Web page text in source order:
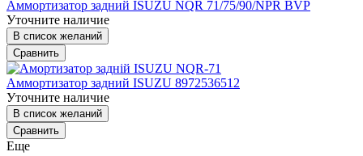
Аммортизатор задний ISUZU NQR 71/75/90/NPR BVP
Уточните наличие
В список желаний
Сравнить
Аммортизатор задний ISUZU 8972536512
Уточните наличие
В список желаний
Сравнить
Еще